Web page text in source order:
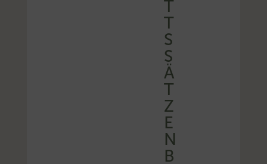
T
T
S
S
Ä
T
Z
E
N
B